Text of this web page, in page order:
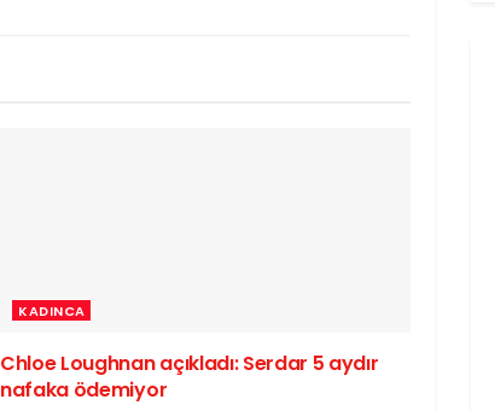
KADINCA
Chloe Loughnan açıkladı: Serdar 5 aydır
nafaka ödemiyor